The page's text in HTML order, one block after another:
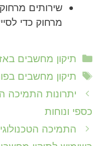
שירותים
מרחוק כדי
קטגוריות
תיקון מחשבים
תגיות
תיקון מחשבים
יתרונות התמיכה
כספי ונוחות
התמיכה